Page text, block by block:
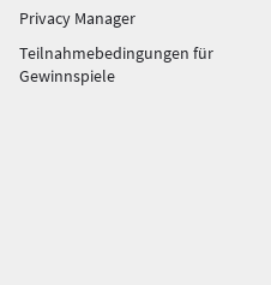
Privacy Manager
Teilnahmebedingungen für
Gewinnspiele